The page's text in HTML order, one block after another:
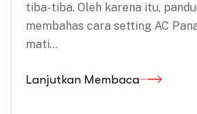
tiba-tiba. Oleh karena itu,
membahas cara setting AC
mati…
Lanjutkan Membaca